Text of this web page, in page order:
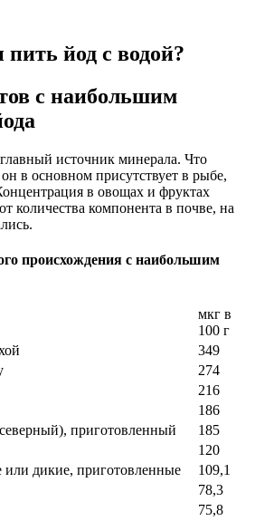
пить йод с водой?
с наибольшим
источник минерала. Что
он в основном присутствует в рыбе,
в овощах и фруктах
количества компонента в почве, на
происхождения с наибольшим
мкг в
100 г
349
274
216
186
приготовленный
185
120
дикие, приготовленные
109,1
78,3
75,8